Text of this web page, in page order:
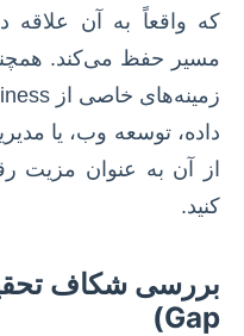
که واقعاً به آن علاقه
مسیر حفظ می‌کند.
داده، توسعه وب، یا
از آن به عنوان مزیت
کنید.
Gap)